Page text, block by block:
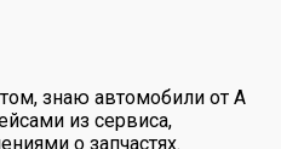
знаю автомобили от А
из сервиса,
о запчастях.